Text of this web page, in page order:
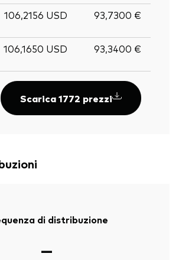
106,2156 USD 93,7300 €
106,1650 USD 93,3400 €
Scarica 1772 prezzi
di distribuzione
—